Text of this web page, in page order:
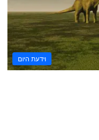
וידעת היום